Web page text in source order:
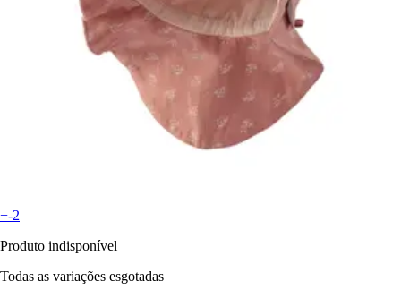
+-2
Produto indisponível
Todas as variações esgotadas